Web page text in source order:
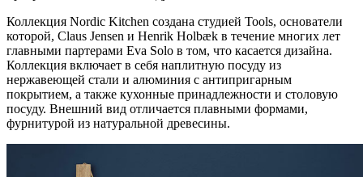
Коллекция Nordic Kitchen создана студией Tools, основатели
которой, Claus Jensen и Henrik Holbæk в течение многих лет
главными партерами Eva Solo в том, что касается дизайна.
Коллекция включает в себя наплитную посуду из
нержавеющей стали и алюминия с антипригарным
покрытием, а также кухонные принадлежности и столовую
посуду. Внешний вид отличается плавными формами,
фурнитурой из натуральной древесины.